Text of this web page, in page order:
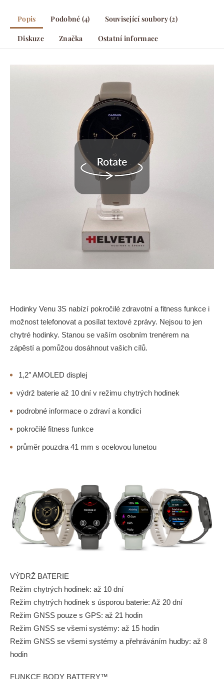
Popis Podobné (4) Související soubory (2)
Diskuze Značka Ostatní informace
Hodinky Venu 3S nabízí pokročilé zdravotní a fitness funkce i
možnost telefonovat a posílat textové zprávy. Nejsou to jen
chytré hodinky. Stanou se vaším osobním trenérem na
zápěstí a pomůžou dosáhnout vašich cílů.
1,2″ AMOLED displej
výdrž baterie až 10 dní v režimu chytrých hodinek
podrobné informace o zdraví a kondici
pokročilé fitness funkce
průměr pouzdra 41 mm s ocelovou lunetou
VÝDRŽ BATERIE
Režim chytrých hodinek: až 10 dní
Režim chytrých hodinek s úsporou baterie: Až 20 dní
Režim GNSS pouze s GPS: až 21 hodin
Režim GNSS se všemi systémy: až 15 hodin
Režim GNSS se všemi systémy a přehráváním hudby: až 8
hodin
FUNKCE BODY BATTERY™